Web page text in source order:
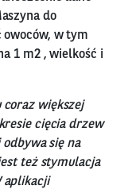
do
owoców, w tym
1 m2 , wielkość i
coraz większej
cięcia drzew
się na
też stymulacja
aplikacji